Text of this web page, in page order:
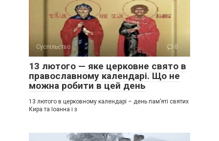
Суспільство 0
13 лютого — яке церковне свято в
православному календарі. Що не
можна робити в цей день
13 лютого в церковному календарі – день пам’яті святих
Кира та Іоанна і з